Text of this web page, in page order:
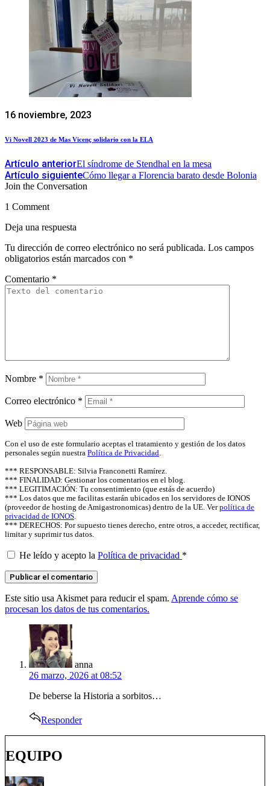
16 noviembre, 2023
Vi Novell 2023 de Mas Vicenç solidario con la ELA
Artículo anteriorEl síndrome de Stendhal en la mesa
Artículo siguienteCómo llegar a Florencia barato desde Bolonia
Join the Conversation
1 Comment
Deja una respuesta
Tu dirección de correo electrónico no será publicada. Los campos
obligatorios están marcados con *
Comentario *
Nombre *
Correo electrónico *
Web
Con el uso de este formulario aceptas el tratamiento y gestión de los datos
personales según nuestra Política de Privacidad.
*** RESPONSABLE: Silvia Franconetti Ramírez.
*** FINALIDAD: Gestionar los comentarios en el blog.
*** LEGITIMACIÓN: Tu consentimiento (que estás de acuerdo)
*** Los datos que me facilitas estarán ubicados en los servidores de IONOS
(proveedor de hosting de Amigastronomicas) dentro de la UE. Verpolítica de
privacidad de IONOS.
*** DERECHOS: Por supuesto tienes derecho, entre otros, a acceder, rectificar,
limitar y suprimir tus datos.
He leído y acepto la Política de privacidad *
Este sitio usa Akismet para reducir el spam. Aprende cómo se
procesan los datos de tus comentarios.
says:
anna
26 marzo, 2026 at 08:52
De beberse la Historia a sorbitos…
Responder
EQUIPO